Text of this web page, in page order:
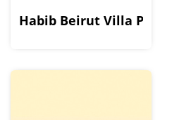
Habib Beirut Villa Park